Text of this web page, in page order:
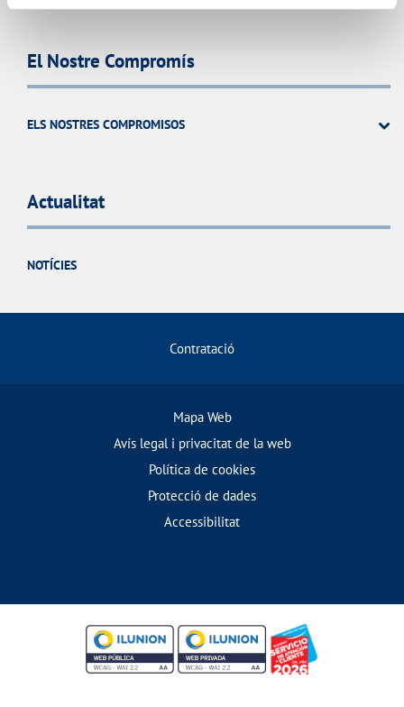
El Nostre Compromís
ELS NOSTRES COMPROMISOS
Actualitat
NOTÍCIES
Contratació
Mapa Web
Avís legal i privacitat de la web
Política de cookies
Protecció de dades
Accessibilitat